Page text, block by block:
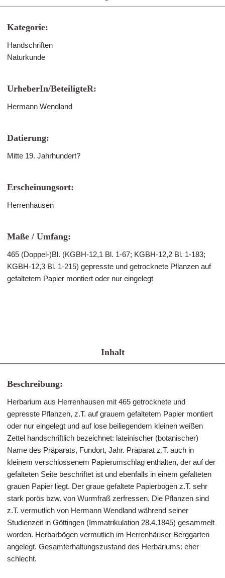
Kategorie:
Handschriften
Naturkunde
UrheberIn/BeteiligteR:
Hermann Wendland
Datierung:
Mitte 19. Jahrhundert?
Erscheinungsort:
Herrenhausen
Maße / Umfang:
465 (Doppel-)Bl. (KGBH-12,1 Bl. 1-67; KGBH-12,2 Bl. 1-183;
KGBH-12,3 Bl. 1-215) gepresste und getrocknete Pflanzen auf
gefaltetem Papier montiert oder nur eingelegt
Inhalt
Beschreibung:
Herbarium aus Herrenhausen mit 465 getrocknete und
gepresste Pflanzen, z.T. auf grauem gefaltetem Papier montiert
oder nur eingelegt und auf lose beiliegendem kleinen weißen
Zettel handschriftlich bezeichnet: lateinischer (botanischer)
Name des Präparats, Fundort, Jahr. Präparat z.T. auch in
kleinem verschlossenem Papierumschlag enthalten, der auf der
gefalteten Seite beschriftet ist und ebenfalls in einem gefalteten
grauen Papier liegt. Der graue gefaltete Papierbogen z.T. sehr
stark porös bzw. von Wurmfraß zerfressen. Die Pflanzen sind
z.T. vermutlich von Hermann Wendland während seiner
Studienzeit in Göttingen (Immatrikulation 28.4.1845) gesammelt
worden. Herbarbögen vermutlich im Herrenhäuser Berggarten
angelegt. Gesamterhaltungszustand des Herbariums: eher
schlecht.